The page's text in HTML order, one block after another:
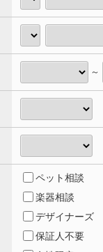
～
ペット相談
楽器相談
デザイナーズ
保証人不要